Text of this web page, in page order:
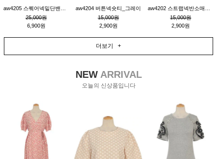
25,000원
6,900원
aw4204 버튼넥숏티_그레이
15,000원
2,900원
15,000원
2,900원
더보기 +
NEWARRIVAL
오늘의 신상품입니다